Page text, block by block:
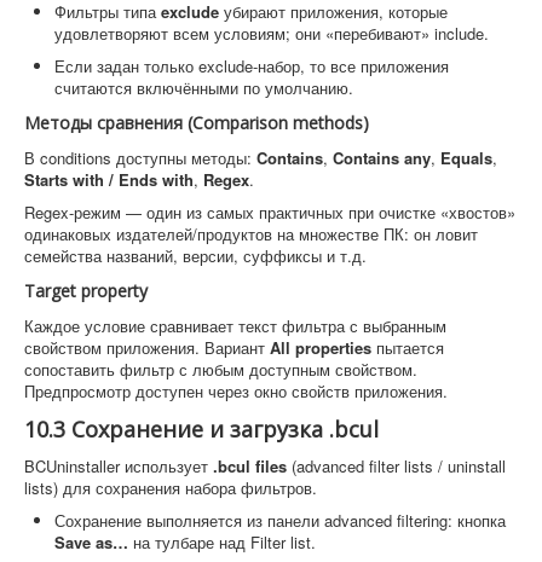
Фильтры типаexclude убирают приложения, которые
удовлетворяют всем условиям; они «перебивают» include.
Если задан только exclude-набор, то все приложения
считаются включёнными по умолчанию.
Методы сравнения (Comparison methods)
В conditions доступны методы: Contains, Contains any, Equals,
Starts with / Ends with, Regex.
Regex-режим — один из самых практичных при очистке «хвостов»
одинаковых издателей/продуктов на множестве ПК: он ловит
семейства названий, версии, суффиксы и т.д.
Target property
Каждое условие сравнивает текст фильтра с выбранным
свойством приложения. Вариант All properties пытается
сопоставить фильтр с любым доступным свойством.
Предпросмотр доступен через окно свойств приложения.
10.3 Сохранение и загрузка .bcul
BCUninstaller использует .bcul files (advanced filter lists / uninstall
lists) для сохранения набора фильтров.
Сохранение выполняется из панели advanced filtering: кнопка
Save as… на тулбаре над Filter list.